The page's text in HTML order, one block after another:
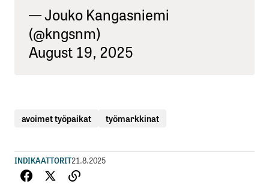
— Jouko Kangasniemi
(@kngsnm)
August 19, 2025
avoimet työpaikat työmarkkinat
INDIKAATTORIT21.8.2025